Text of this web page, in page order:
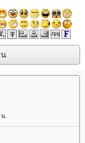
น.